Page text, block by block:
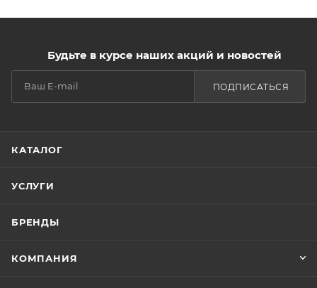
Будьте в курсе наших акций и новостей
ПОДПИСАТЬСЯ
КАТАЛОГ
УСЛУГИ
БРЕНДЫ
КОМПАНИЯ